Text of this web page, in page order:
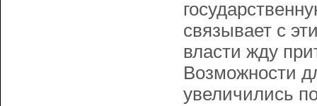
связывает с
власти жду
Возможности
увеличились